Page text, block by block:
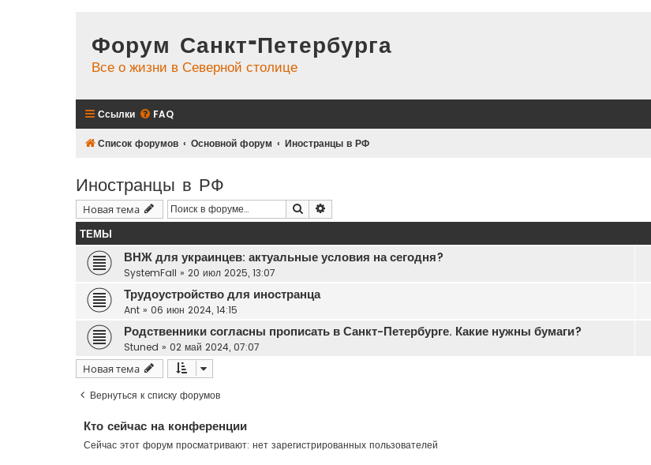
Форум Санкт-Петербурга
Все о жизни в Северной столице
Ссылки FAQ
Список форумов Основной форум Иностранцы в РФ
Иностранцы в РФ
Новая тема Поиск
ТЕМЫ
ВНЖ для украинцев: актуальные условия на сегодня?
SystemFall » 20 июл 2025, 13:07
Трудоустройство для иностранца
Ant » 06 июн 2024, 14:15
Родственники согласны прописать в Санкт-Петербурге. Какие нужны бумаги?
Stuned » 02 май 2024, 07:07
Новая тема
Вернуться к списку форумов
Кто сейчас на конференции
Сейчас этот форум просматривают: нет зарегистрированных пользователей